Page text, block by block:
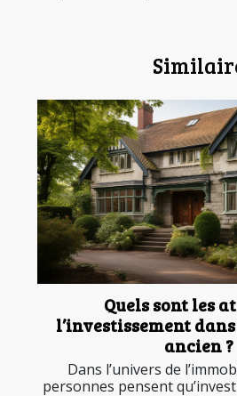
Quels sont les
l’investissement
ancien ?
Dans l’univers de
personnes pensent